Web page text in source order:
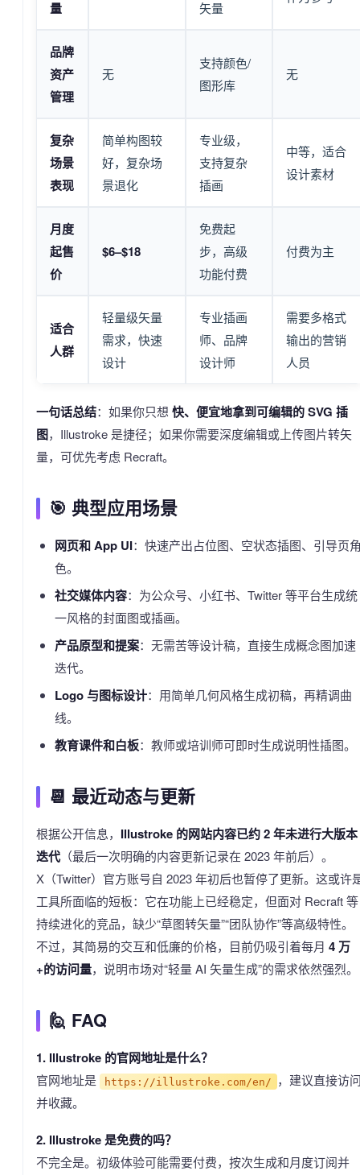
量 矢量
品牌
资产
管理
无
支持颜色/
图形库
无
复杂
场景
表现
简单构图较
好，复杂场
景退化
专业级，
支持复杂
插画
中等，适合
设计素材
月度
起售
价
$6–$18
免费起
步，高级
功能付费
付费为主
适合
人群
轻量级矢量
需求，快速
设计
专业插画
师、品牌
设计师
需要多格式
输出的营销
人员
一句话总结：如果你只想 快、便宜地拿到可编辑的 SVG 插
图，Illustroke 是捷径；如果你需要深度编辑或上传图片转矢
量，可优先考虑 Recraft。
🎯 典型应用场景
网页和 App UI：快速产出占位图、空状态插图、引导页
色。
社交媒体内容：为公众号、小红书、Twitter 等平台生成统
一风格的封面图或插画。
产品原型和提案：无需苦等设计稿，直接生成概念图加速
迭代。
Logo 与图标设计：用简单几何风格生成初稿，再精调曲
线。
教育课件和白板：教师或培训师可即时生成说明性插图。
📆 最近动态与更新
根据公开信息， Illustroke 的网站内容已约 2 年未进行大版本
迭代（最后一次明确的内容更新记录在 2023 年前后）。
X（Twitter）官方账号自 2023 年初后也暂停了更新。这或许
工具所面临的短板：它在功能上已经稳定，但面对 Recraft 等
持续进化的竞品，缺少“草图转矢量”“团队协作”等高级特性。
不过，其简易的交互和低廉的价格，目前仍吸引着每月 4 万
+的访问量，说明市场对“轻量 AI 矢量生成”的需求依然强烈。
🙋 FAQ
1. Illustroke 的官网地址是什么？
官网地址是 https://illustroke.com/en/ ，建议直接访
并收藏。
2. Illustroke 是免费的吗？
不完全是。初级体验可能需要付费，按次生成和月度订阅并